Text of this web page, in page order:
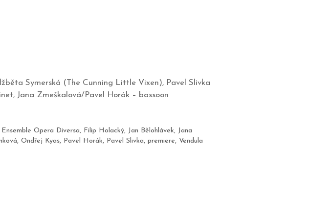
Symerská (The Cunning Little Vixen), Pavel Slivka
Jana Zmeškalová/Pavel Horák – bassoon
Ensemble Opera Diversa, Filip Holacký, Jan Bělohlávek, Jana
, Ondřej Kyas, Pavel Horák, Pavel Slivka, premiere, Vendula